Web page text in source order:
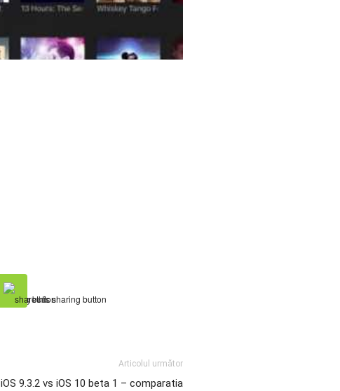
Articolul următor
iOS 9.3.2 vs iOS 10 beta 1 – comparatia